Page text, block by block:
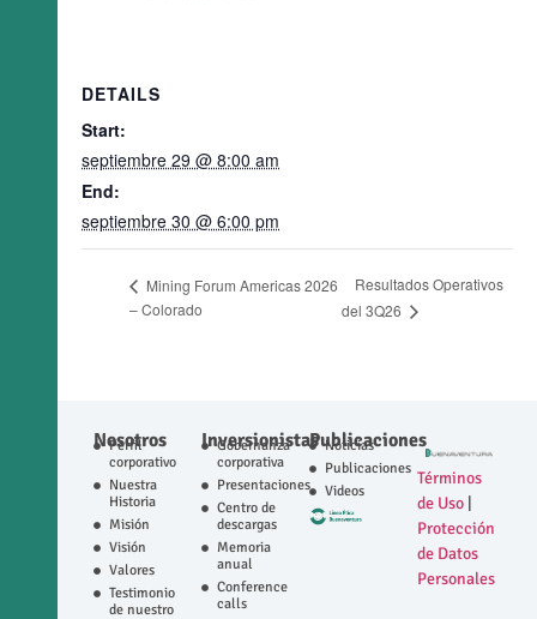
DETAILS
Start:
septiembre 29 @ 8:00 am
End:
septiembre 30 @ 6:00 pm
Mining Forum Americas 2026
– Colorado
Resultados Operativos
del 3Q26
Nosotros
Perfil
corporativo
Nuestra
Historia
Misión
Visión
Valores
Testimonio
de nuestro
Inversionistas
Gobernanza
corporativa
Presentaciones
Centro de
descargas
Memoria
anual
Conference
calls
Publicaciones
Noticias
Publicaciones
Videos
Términos
de Uso
Protección
de Datos
Personales